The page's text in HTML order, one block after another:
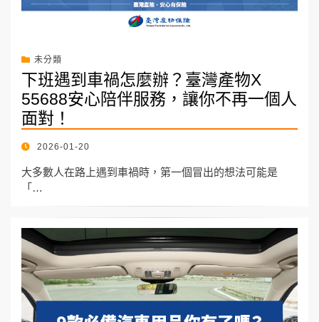
未分類
下班遇到車禍怎麼辦？臺灣產物X
55688安心陪伴服務，讓你不再一個人
面對！
POSTED
2026-01-20
大多數人在路上遇到車禍時，第一個冒出的想法可能是
「…